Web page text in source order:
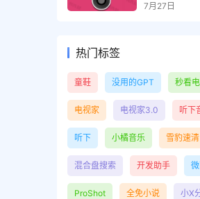
级版
7月27日
热门标签
童鞋 没用的GPT 秒看
电视家 电视家3.0 听下
听下 小橘音乐 雪豹速清
混合盘搜索 开发助手
ProShot 全免小说 小X